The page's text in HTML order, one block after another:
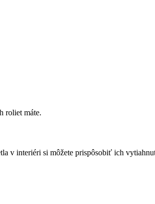
roliet máte.
v interiéri si môžete prispôsobiť ich